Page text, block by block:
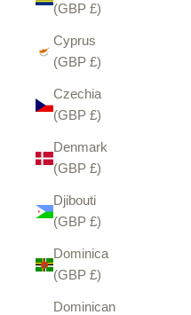
(GBP £)
Cyprus
(GBP £)
Czechia
(GBP £)
Denmark
(GBP £)
Djibouti
(GBP £)
Dominica
(GBP £)
Dominican